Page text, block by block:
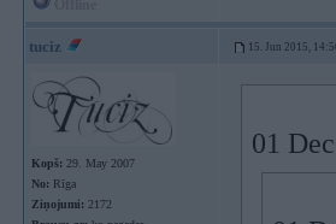
tuciz 15. Jun 2015,
Kopš: 29. May 2007
No: Rīga
Ziņojumi: 2172
01